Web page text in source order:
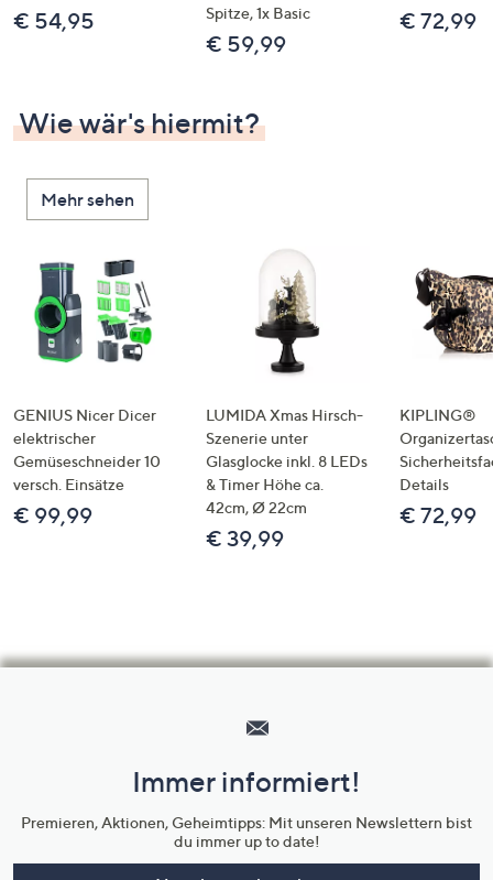
€ 54,95
Spitze, 1x Basic
€ 59,99
€ 72,99
Wie wär's hiermit?
Mehr sehen
GENIUS Nicer Dicer
elektrischer
Gemüseschneider 10
versch. Einsätze
€ 99,99
LUMIDA Xmas Hirsch-
Szenerie unter
Glasglocke inkl. 8 LEDs
& Timer Höhe ca.
42cm, Ø 22cm
€ 39,99
KIPLING®
Details
€ 72,99
Unternehmensinformationen
Immer informiert!
Premieren, Aktionen, Geheimtipps: Mit unseren Newslettern bist
du immer up to date!